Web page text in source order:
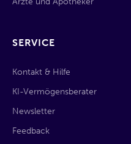
SERVICE
Kontakt & Hilfe
KI-Vermögensberater
Newsletter
Feedback